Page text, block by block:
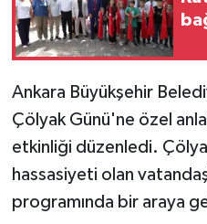
Ankara Büyükşehir
Çölyak Günü'ne özel
etkinliği düzenledi.
hassasiyeti olan
programında bir araya